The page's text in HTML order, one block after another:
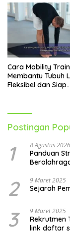
Cara Mobility
Membantu Tubuh
Fleksibel dan Siap
Postingan
1 8 Agustus 2026
Panduan
2 9 Maret 2025
Sejarah
3 9 Maret 2025
Rekrutmen
link daftar